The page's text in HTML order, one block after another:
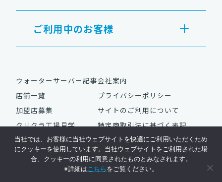
ご利用中のお客様
ウォーターサーバー記事
店舗一覧
加盟店募集
クリクラ工場見学
会社案内
プライバシーポリシー
サイトのご利用について
特定商取引法に基づく表記
Copyright © NAC Co., Ltd. All Rights Reserved.
ウォーターサーバーはクリクラ
当社では、お客様に当社ウェブサイトを快適にご利用いただくため
にクッキーを使用しています。当社ウェブサイトをご利用された場
合、クッキーの利用に同意されたものとみなされます。
※詳細は こちらをご覧ください。